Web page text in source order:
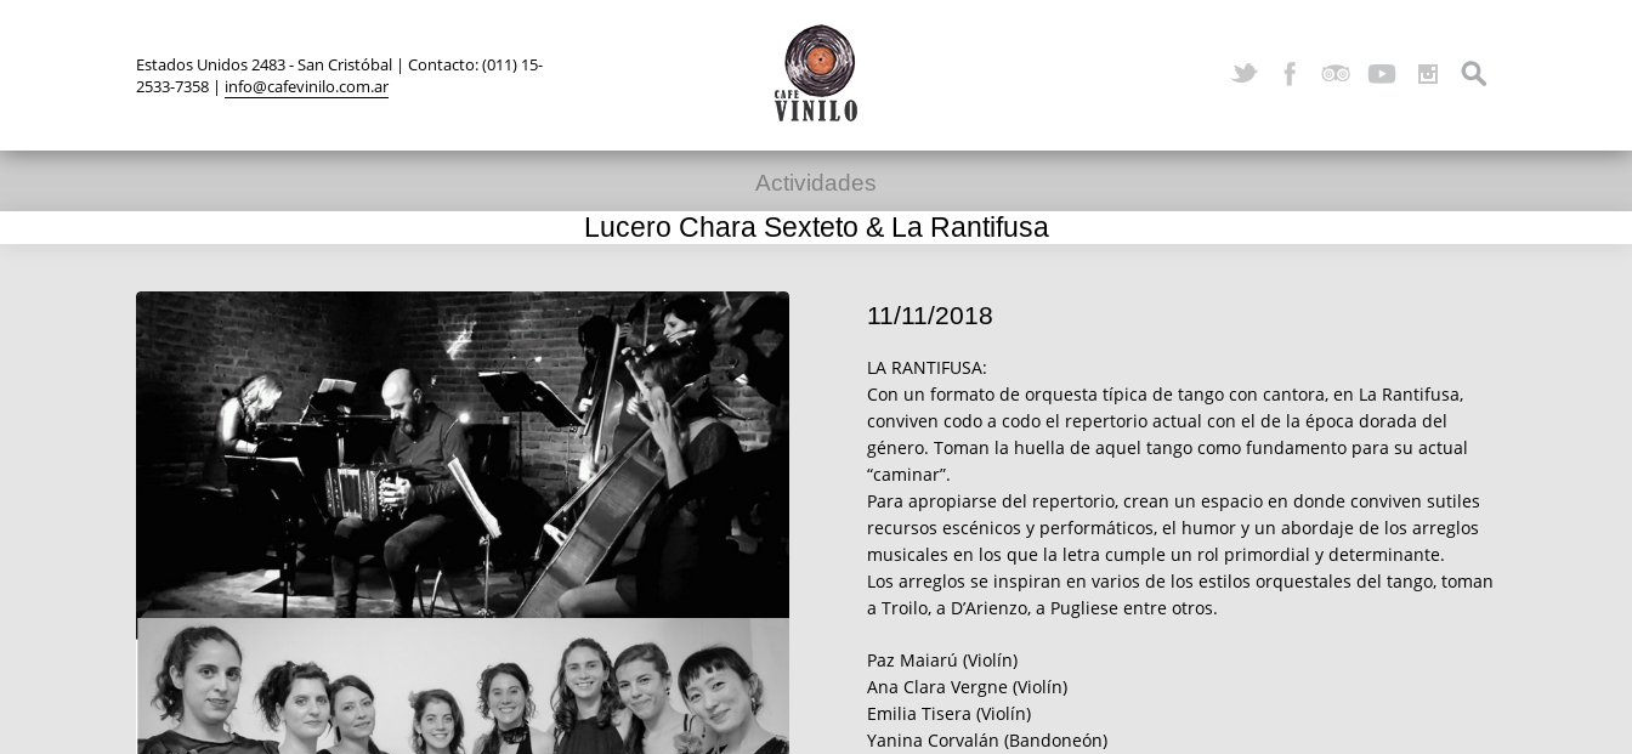
Estados Unidos 2483 - San Cristóbal | Contacto: (011) 15-
2533-7358 | info@cafevinilo.com.ar
Actividades
Lucero Chara Sexteto & La Rantifusa
11/11/2018
LA RANTIFUSA:
Con un formato de orquesta típica de tango con cantora, en La Rantifusa,
conviven codo a codo el repertorio actual con el de la época dorada del
género. Toman la huella de aquel tango como fundamento para su actual
“caminar”.
Para apropiarse del repertorio, crean un espacio en donde conviven sutiles
recursos escénicos y performáticos, el humor y un abordaje de los arreglos
musicales en los que la letra cumple un rol primordial y determinante.
Los arreglos se inspiran en varios de los estilos orquestales del tango, toman
a Troilo, a D’Arienzo, a Pugliese entre otros.
Paz Maiarú (Violín)
Ana Clara Vergne (Violín)
Emilia Tisera (Violín)
Yanina Corvalán (Bandoneón)